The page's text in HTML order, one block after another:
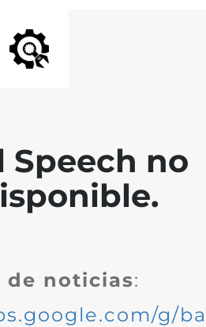
Speech no
de noticias:
g/